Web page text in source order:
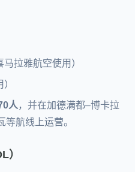
拉雅航空使用）
人 ，并在加德满都–博卡拉
等航线上运营。
）